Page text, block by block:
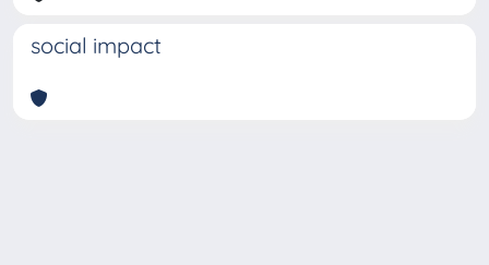
social impact